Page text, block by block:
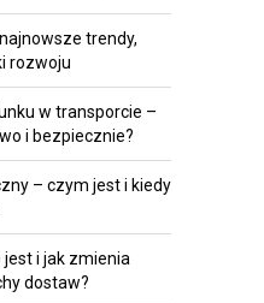
trendy,
rozwoju
w transporcie –
i bezpiecznie?
– czym jest i kiedy
jest i jak zmienia
dostaw?